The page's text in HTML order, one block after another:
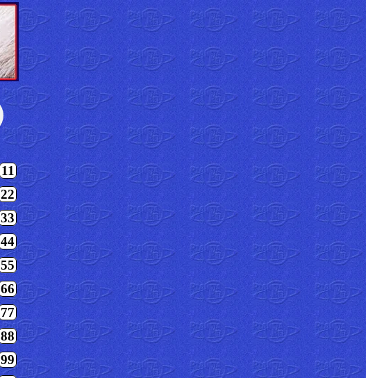
11
22
33
44
55
66
77
88
99